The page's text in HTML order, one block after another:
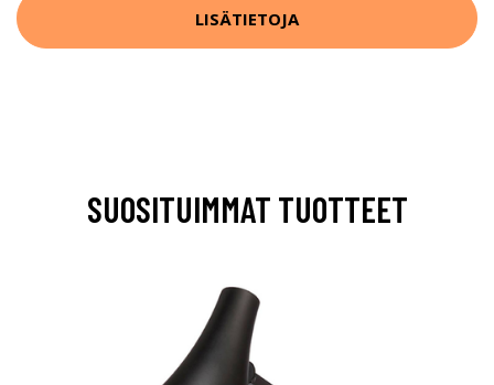
LISÄTIETOJA
SUOSITUIMMAT TUOTTEET